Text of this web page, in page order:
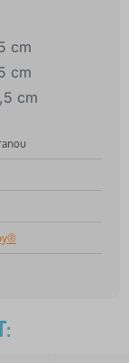
cm
cm
cm